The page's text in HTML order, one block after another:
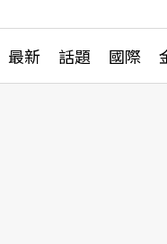
最新 話題 國際
活動
話題